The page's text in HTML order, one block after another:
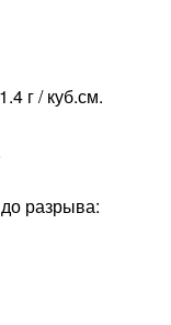
г / куб.см.
разрыва: